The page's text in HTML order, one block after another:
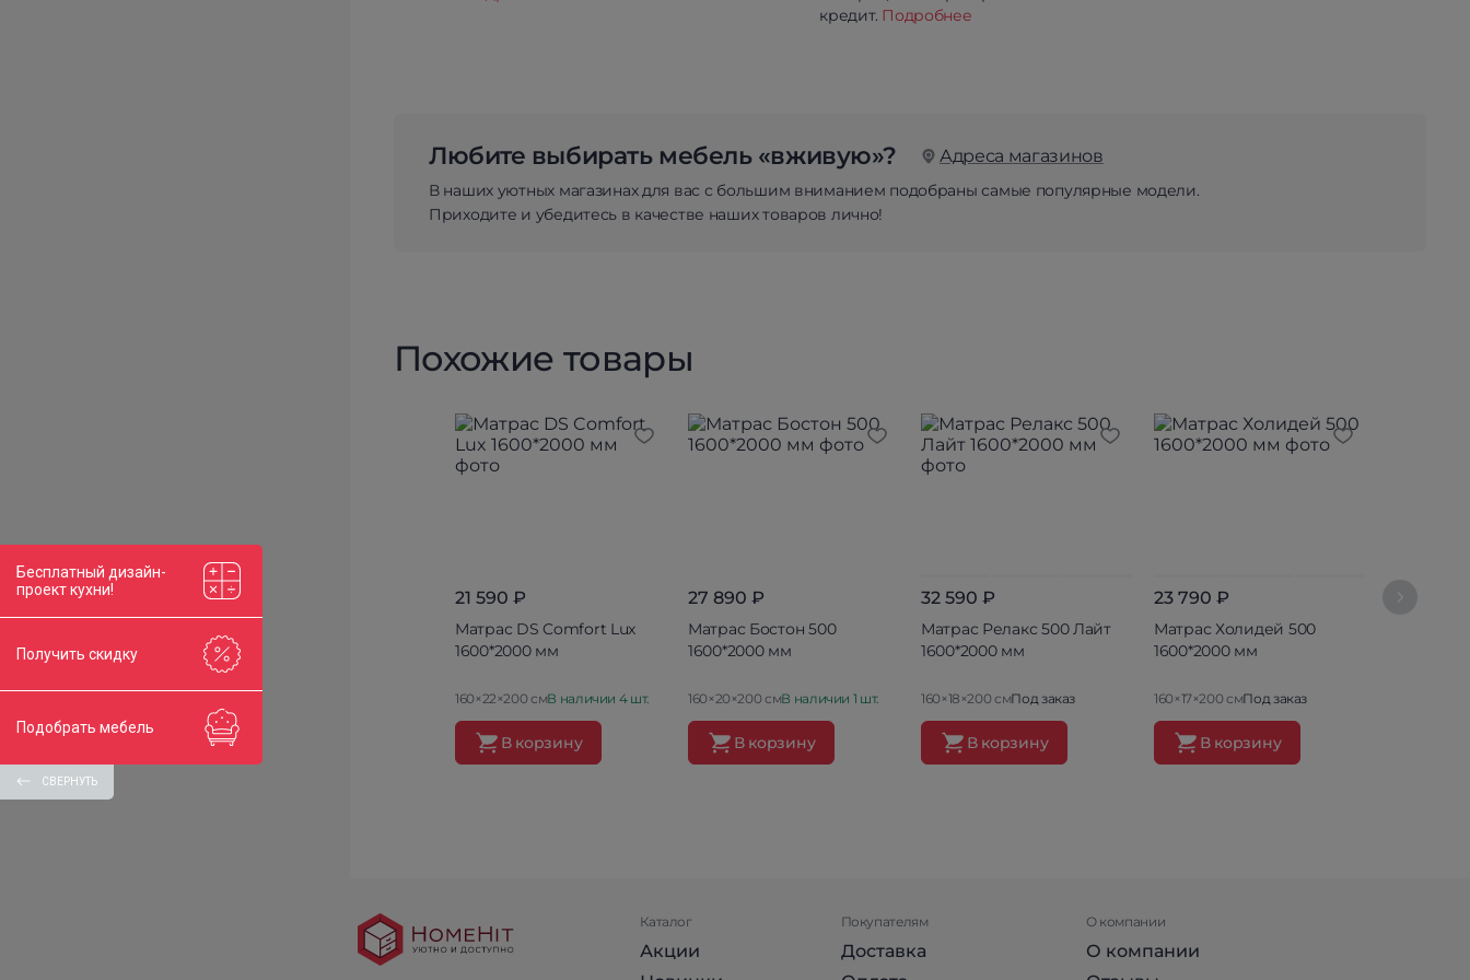
кредит. Подробнее
Любите выбирать мебель «вживую»? Адреса магазинов
В наших уютных магазинах для вас с большим вниманием подобраны самые популярные модели.
Приходите и убедитесь в качестве наших товаров лично!
Похожие товары
21 590 ₽
Матрас DS Comfort Lux
1600*2000 мм
160×22×200 смВ наличии 4 шт.
В корзину
27 890 ₽
Матрас Бостон 500
1600*2000 мм
160×20×200 смВ наличии 1 шт.
В корзину
32 590 ₽
Матрас Релакс 500 Лайт
1600*2000 мм
160×18×200 смПод заказ
В корзину
23 790 ₽
Матрас Холидей 500
1600*2000 мм
160×17×200 смПод заказ
В корзину
Каталог
Акции
Покупателям
Доставка
О компании
О компании
Бесплатный дизайн-
проект кухни!
Получить скидку
Подобрать мебель
СВЕРНУТЬ